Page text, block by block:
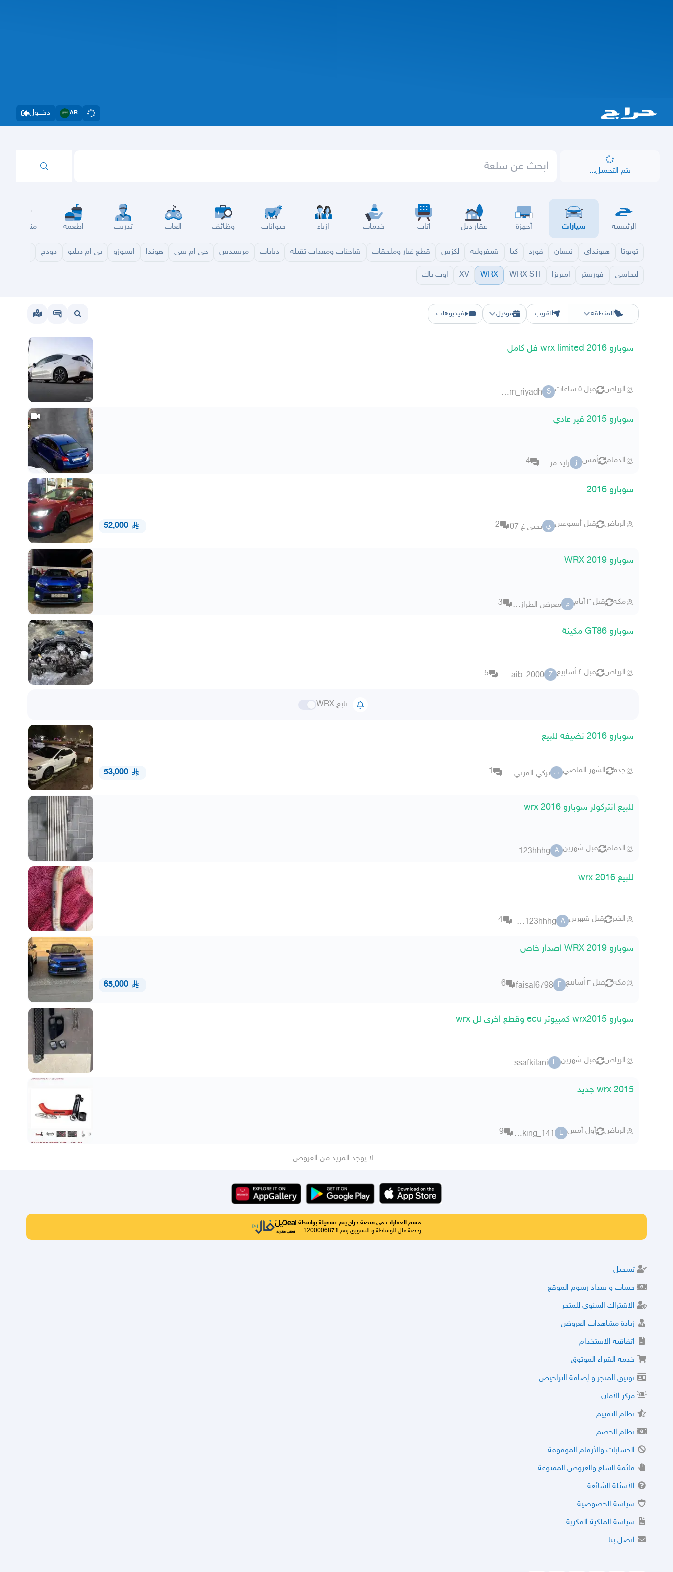
دخــــول AR
يتم التحميل...
الرئيسية سيارات أجهزة عقار ديل اثاث خدمات ازياء حيوانات وظائف العاب تدريب اطعمة مناسبات
تويوتا هيونداي نيسان فورد كيا شيفروليه لكزس قطع غيار وملحقات شاحنات ومعدات ثقيلة دبابات مرسيدس جي ام سي هوندا ايسوزو بي ام دبليو دودج
ليجاسي فورستر امبريزا WRX STI
WRX
XV اوت باك
المنطقة
الرياض الشرقيه حفر الباطن المدينة الطايف القصيم الباحة
القريب موديل فيديوهات
سوبارو 2016 wrx limited فل كامل
الرياض قبل ٥ ساعات S
smm_riyadh
سوبارو 2015 قير عادي
الدمام أمس ز زايد مرزوق 4
سوبارو 2016
الرياض قبل أسبوعين ي يحيى غ 07 2
52,000
سوبارو WRX 2019
مكه قبل ٣ أيام م معرض الطراز النادر مكة 3
سوبارو GT86 مكينة
الرياض قبل ٤ أسابيع Z
zohaib_2000
5
تابع WRX
سوبارو 2016 نضيفه للبيع
جده الشهر الماضي ت تركي القرني 6873 1
53,000
للبيع انتركولر سوبارو wrx 2016
الدمام قبل شهرين A
anhfla123hhhg
للبيع wrx 2016
الخبر قبل شهرين A
anhfla123hhhg
4
سوبارو WRX 2019 اصدار خاص
مكه قبل ٣ أسابيع F
faisal6798
6
65,000
سوبارو wrx2015 كمبيوتر ecu وقطع اخرى لل wrx
الرياض قبل شهرين L
lafimoussafkilani
wrx 2015 جديد
الرياض أول أمس L
lionking_141
9
لا يوجد المزيد من العروض
قسم العقارات في منصة حراج يتم تشغيلة بواسطة
رخصة فال للوساطة و التسويق رقم 1200006871
تسجيل
حساب و سداد رسوم الموقع
الاشتراك السنوي للمتجر
زيادة مشاهدات العروض
اتفاقية الاستخدام
خدمة الشراء الموثوق
توثيق المتجر و إضافة التراخيص
مركز الأمان
نظام التقييم
نظام الخصم
الحسابات والأرقام الموقوفة
قائمة السلع والعروض الممنوعة
الأسئلة الشائعة
سياسة الخصوصية
سياسة الملكية الفكرية
اتصل بنا